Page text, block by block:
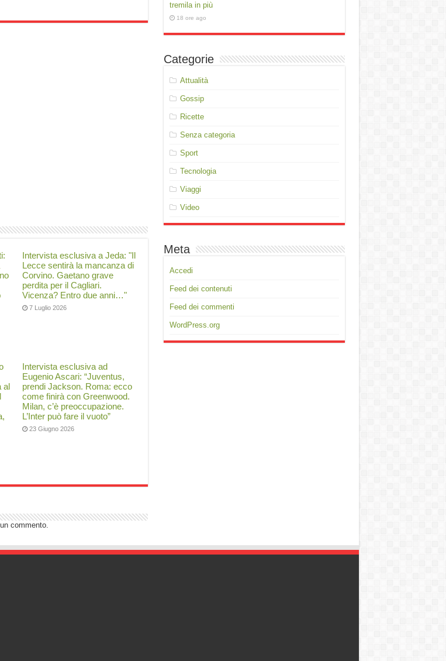
Intervista esclusiva a Jeda: "Il
Lecce sentirà la mancanza di
Corvino. Gaetano grave
perdita per il Cagliari.
Vicenza? Entro due anni…"
7 Luglio 2026
al
Intervista esclusiva ad
Eugenio Ascari: “Juventus,
prendi Jackson. Roma: ecco
come finirà con Greenwood.
Milan, c’è preoccupazione.
L’Inter può fare il vuoto”
23 Giugno 2026
commento.
tremila in più
18 ore ago
Categorie
Attualità
Gossip
Ricette
Senza categoria
Sport
Tecnologia
Viaggi
Video
Meta
Accedi
Feed dei contenuti
Feed dei commenti
WordPress.org